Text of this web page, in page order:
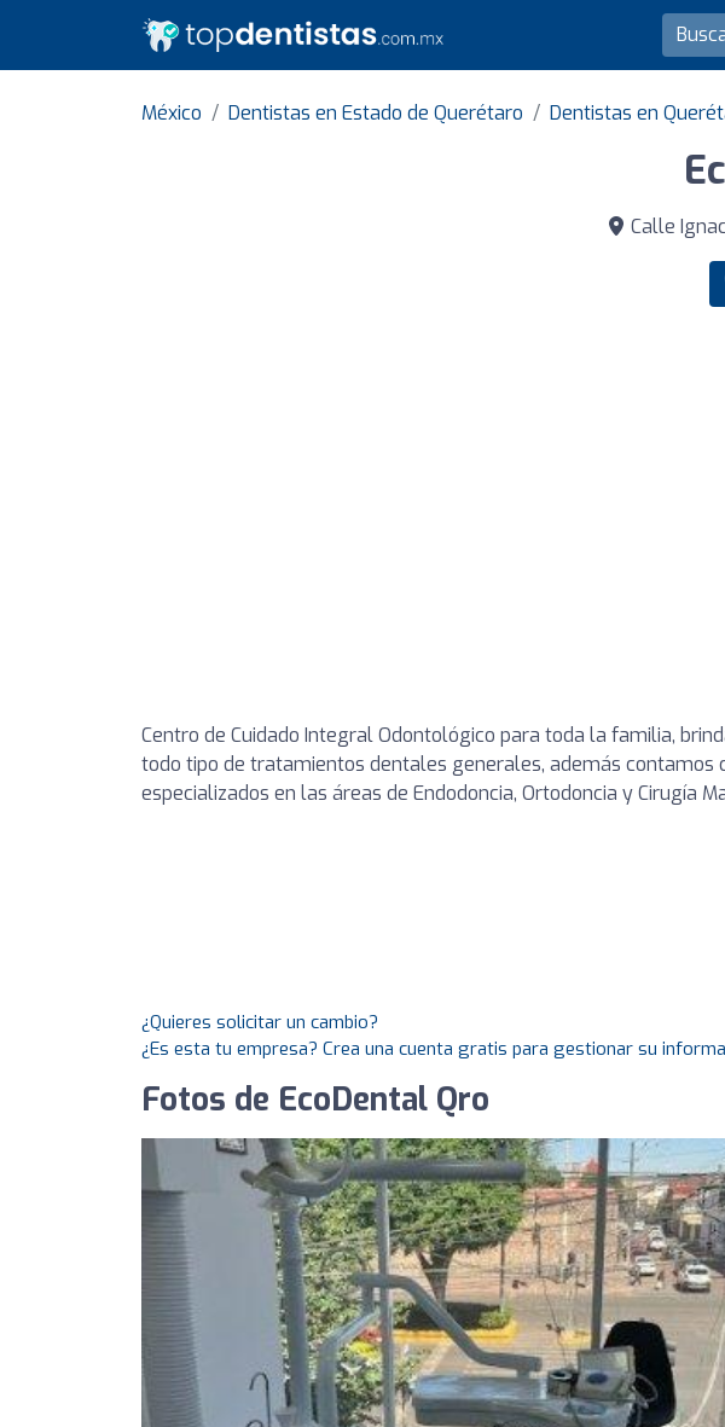
México Dentistas en Estado de Querétaro Dentistas en
Calle
Centro de Cuidado Integral Odontológico para toda la familia,
todo tipo de tratamientos dentales generales, además contamos
especializados en las áreas de Endodoncia, Ortodoncia y Cirugía
¿Quieres solicitar un cambio?
¿Es esta tu empresa? Crea una cuenta gratis para gestionar su
Fotos de EcoDental Qro